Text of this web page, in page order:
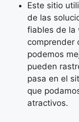
Este sitio
de las
fiables de la
comprender
podemos
pueden
pasa en el
que
atractivos.